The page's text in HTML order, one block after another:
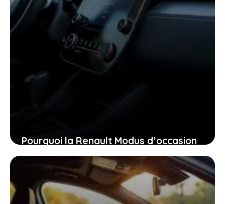
Pourquoi la Renault Modus d’occasion
pourrait bien être la voiture idéale
pour vous aujourd’hui
26 janvier 2026